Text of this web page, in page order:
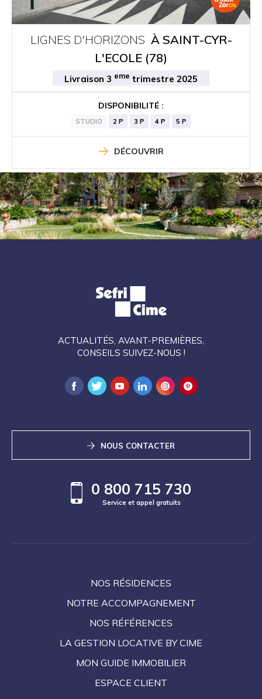
LIGNES D'HORIZONS À SAINT-CYR-
L'ECOLE (78)
Livraison 3 eme trimestre 2025
DISPONIBILITÉ :
STUDIO 2 P 3 P 4 P 5 P
DÉCOUVRIR
ACTUALITÉS, AVANT-PREMIÈRES,
CONSEILS SUIVEZ-NOUS !
NOUS CONTACTER
0 800 715 730
Service et appel gratuits
NOS RÉSIDENCES
NOTRE ACCOMPAGNEMENT
NOS RÉFÉRENCES
LA GESTION LOCATIVE BY CIME
MON GUIDE IMMOBILIER
ESPACE CLIENT